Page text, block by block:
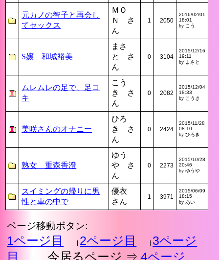
元カノの智子と再会し
てセックス
ＭＯ
Ｎ さ
ん
1 2050
2016/02/01
18:01
by こう
S嬢 和城裕美
まさ
と さ
ん
0 3104
2015/12/16
19:11
by まさと
ムレムレの足で、足コ
キ
こう
き さ
ん
0 2082
2015/12/04
18:33
by こうき
美咲さんのオナニー
ひろ
き さ
ん
0 2424
2015/11/28
08:10
by ひろき
熟女 重森香澄
ゆう
や さ
ん
0 2273
2015/10/28
20:46
by ゆうや
スイミングの帰りに男
性と車の中で
優衣
さん
1 3971
2015/06/09
18:15
by あい
ページ移動ボタン:
1ページ目 2ページ目
3ページ
目
今居るページ ⇒ 4ページ